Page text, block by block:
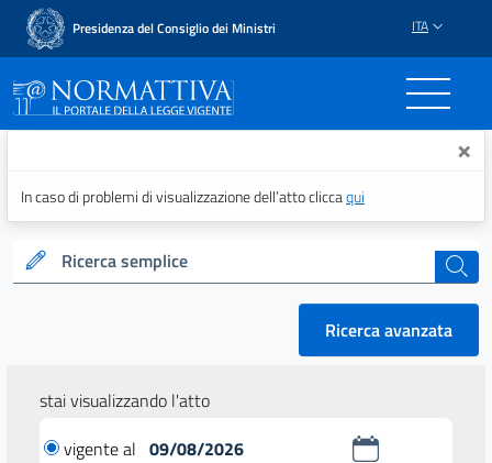
Presidenza del Consiglio dei Ministri ITA
Normattiva - Il portale ×
In caso di problemi di visualizzazione dell’atto cliccaqui
Ricerca semplice cerca
Ricerca avanzata
stai visualizzando l'atto
vigente al